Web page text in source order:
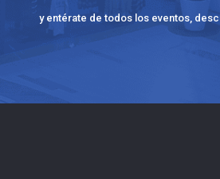
y entérate de todos los eventos,